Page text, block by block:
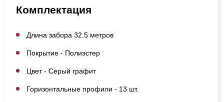
Комплектация
Длина забора 32.5 метров
Покрытие - Полиэстер
Цвет - Серый графит
Горизонтальные профили - 13 шт.